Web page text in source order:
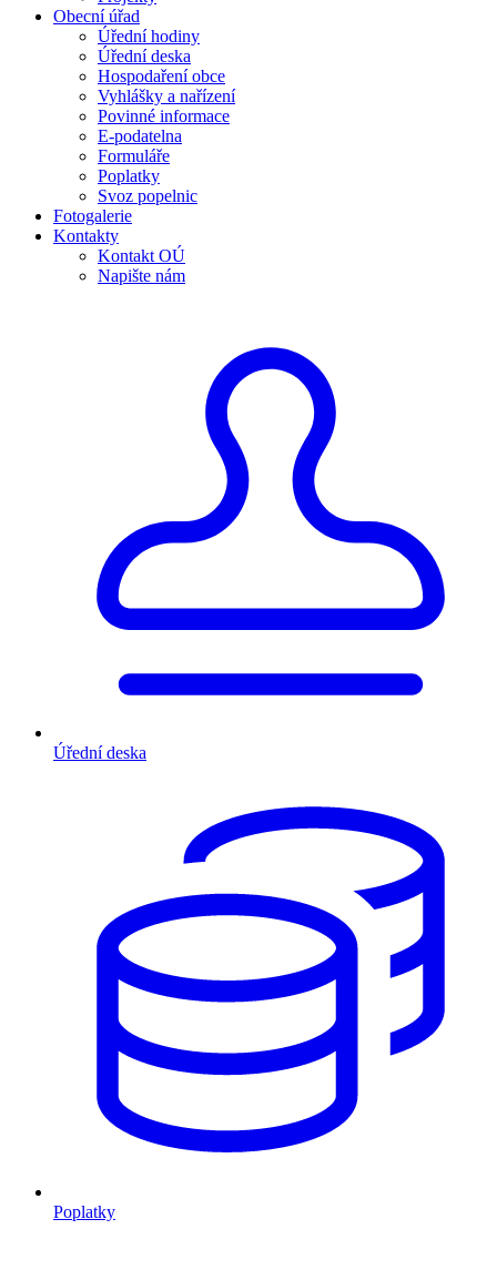
Obecní úřad
Úřední hodiny
Úřední deska
Hospodaření obce
Vyhlášky a nařízení
Povinné informace
E-podatelna
Formuláře
Poplatky
Svoz popelnic
Fotogalerie
Kontakty
Kontakt OÚ
Napište nám
Úřední deska
Poplatky